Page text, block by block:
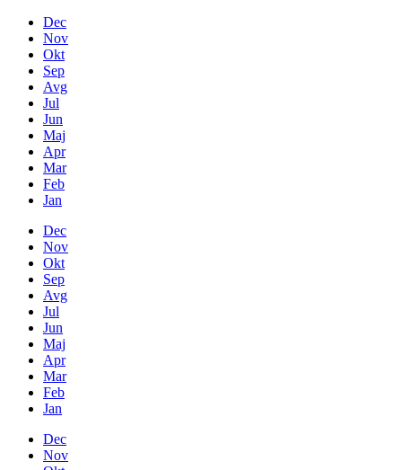
Dec
Nov
Okt
Sep
Avg
Jul
Jun
Maj
Apr
Mar
Feb
Jan
Dec
Nov
Okt
Sep
Avg
Jul
Jun
Maj
Apr
Mar
Feb
Jan
Dec
Nov